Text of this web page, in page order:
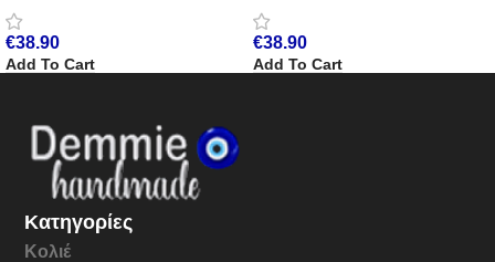
€38.90
Add To Cart
€38.90
Add To Cart
Κατηγορίες
Κολιέ